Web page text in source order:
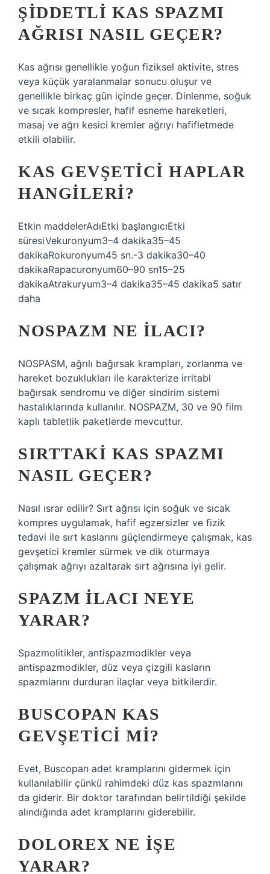
ŞIDDETLI KAS SPAZMI
AĞRISI NASIL GEÇER?
Kas ağrısı genellikle yoğun fiziksel aktivite, stres
veya küçük yaralanmalar sonucu oluşur ve
genellikle birkaç gün içinde geçer. Dinlenme, soğuk
ve sıcak kompresler, hafif esneme hareketleri,
masaj ve ağrı kesici kremler ağrıyı hafifletmede
etkili olabilir.
KAS GEVŞETICI HAPLAR
HANGILERI?
Etkin maddelerAdıEtki başlangıcıEtki
süresiVekuronyum3–4 dakika35–45
dakikaRokuronyum45 sn.-3 dakika30–40
dakikaRapacuronyum60–90 sn15–25
dakikaAtrakuryum3–4 dakika35–45 dakika5 satır
daha
NOSPAZM NE ILACI?
NOSPASM, ağrılı bağırsak krampları, zorlanma ve
hareket bozuklukları ile karakterize irritabl
bağırsak sendromu ve diğer sindirim sistemi
hastalıklarında kullanılır. NOSPAZM, 30 ve 90 film
kaplı tabletlik paketlerde mevcuttur.
SIRTTAKI KAS SPAZMI
NASIL GEÇER?
Nasıl ısrar edilir? Sırt ağrısı için soğuk ve sıcak
kompres uygulamak, hafif egzersizler ve fizik
tedavi ile sırt kaslarını güçlendirmeye çalışmak, kas
gevşetici kremler sürmek ve dik oturmaya
çalışmak ağrıyı azaltarak sırt ağrısına iyi gelir.
SPAZM ILACI NEYE
YARAR?
Spazmolitikler, antispazmodikler veya
antispazmodikler, düz veya çizgili kasların
spazmlarını durduran ilaçlar veya bitkilerdir.
BUSCOPAN KAS
GEVŞETICI MI?
Evet, Buscopan adet kramplarını gidermek için
kullanılabilir çünkü rahimdeki düz kas spazmlarını
da giderir. Bir doktor tarafından belirtildiği şekilde
alındığında adet kramplarını giderebilir.
DOLOREX NE IŞE
YARAR?